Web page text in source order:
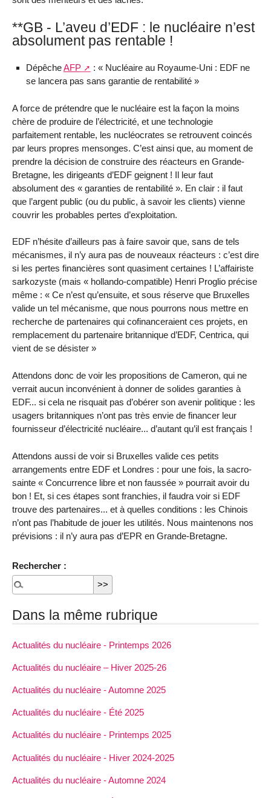
**GB - L’aveu d’EDF : le nucléaire n’est
absolument pas rentable !
DépêcheAFP
: « Nucléaire au Royaume-Uni : EDF ne
se lancera pas sans garantie de rentabilité »
A force de prétendre que le nucléaire est la façon la moins
chère de produire de l’électricité, et une technologie
parfaitement rentable, les nucléocrates se retrouvent coincés
par leurs propres mensonges. C’est ainsi que, au moment de
prendre la décision de construire des réacteurs en Grande-
Bretagne, les dirigeants d’EDF geignent ! Il leur faut
absolument des « garanties de rentabilité ». En clair : il faut
que l’argent public (ou du public, à savoir les clients) vienne
couvrir les probables pertes d’exploitation.
EDF n’hésite d’ailleurs pas à faire savoir que, sans de tels
mécanismes, il n’y aura pas de nouveaux réacteurs : c’est dire
si les pertes financières sont quasiment certaines ! L’affairiste
sarkozyste (mais « hollando-compatible) Henri Proglio précise
même : « Ce n’est qu’ensuite, et sous réserve que Bruxelles
valide un tel mécanisme, que nous pourrons nous mettre en
recherche de partenaires qui cofinanceraient ces projets, en
remplacement du partenaire britannique d’EDF, Centrica, qui
vient de se désister »
Attendons donc de voir les propositions de Cameron, qui ne
verrait aucun inconvénient à donner de solides garanties à
EDF... si cela ne risquait pas d’obérer son avenir politique : les
usagers britanniques n’ont pas très envie de financer leur
fournisseur d’électricité nucléaire... d’autant qu’il est français !
Attendons aussi de voir si Bruxelles valide ces petits
arrangements entre EDF et Londres : pour une fois, la sacro-
sainte « Concurrence libre et non faussée » pourrait avoir du
bon ! Et, si ces étapes sont franchies, il faudra voir si EDF
trouve des partenaires... et à quelles conditions : les Chinois
n’ont pas l’habitude de jouer les utilités. Nous maintenons nos
prévisions : il n’y aura pas d’EPR en Grande-Bretagne.
Rechercher :
Dans la même rubrique
Actualités du nucléaire - Printemps 2026
Actualités du nucléaire – Hiver 2025-26
Actualités du nucléaire - Automne 2025
Actualités du nucléaire - Été 2025
Actualités du nucléaire - Printemps 2025
Actualités du nucléaire - Hiver 2024-2025
Actualités du nucléaire - Automne 2024